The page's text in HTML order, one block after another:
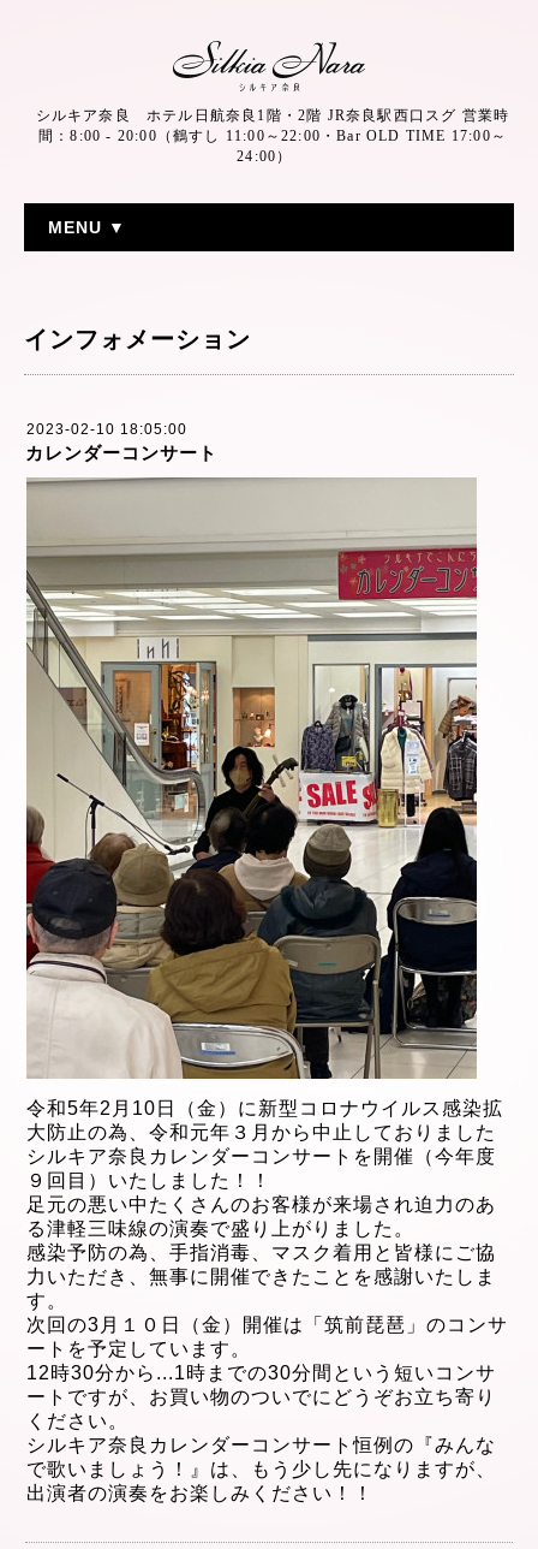
シルキア奈良 ホテル日航奈良1階・2階 JR奈良駅西口スグ 営業時
間：8:00 - 20:00（鶴すし 11:00～22:00・Bar OLD TIME 17:00～
24:00）
MENU ▼
インフォメーション
2023-02-10 18:05:00
カレンダーコンサート
令和5年2 月10日（金）に新型コロナウイルス感染拡
大 防止の為、 令和元年３月から中止しておりました
シルキア奈良カレンダーコンサートを開催（今年度
９ 回目） いたしました！！
足元の悪い中たくさんのお客様が来場され迫力のあ
る津軽三味線の演奏で盛り上がりました。
感染予防の為、手指消毒、マスク着用と皆様にご協
力いただき、 無事に開催できたことを感謝いたしま
す。
次回の3月１０ 日（金）開催は「筑前琵琶」 のコンサ
ートを予定しています。
12時30分から ...1時までの30分間という短いコンサ
ートですが、 お買い物のついでにどうぞお立ち寄り
ください。
シルキア奈良カレンダーコンサート恒例の『みんな
で歌いましょう！』は、もう少し先になりますが、
出演者の演奏をお楽しみください！！